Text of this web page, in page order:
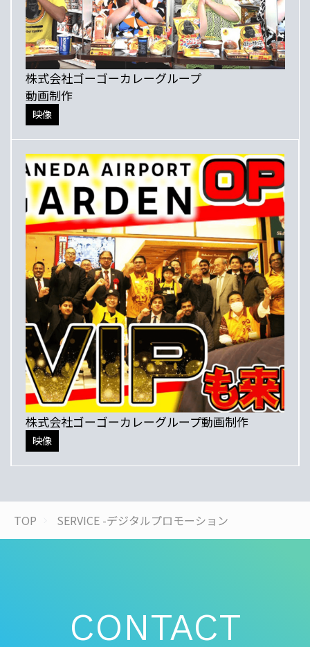
株式会社ゴーゴーカレーグループ
動画制作
映像
株式会社ゴーゴーカレーグループ動画制作
映像
TOP SERVICE -デジタルプロモーション
CONTACT